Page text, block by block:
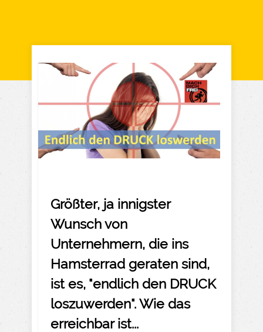
Größter, ja innigster
Wunsch von
Unternehmern, die ins
Hamsterrad geraten sind,
ist es, "endlich den DRUCK
loszuwerden". Wie das
erreichbar ist...